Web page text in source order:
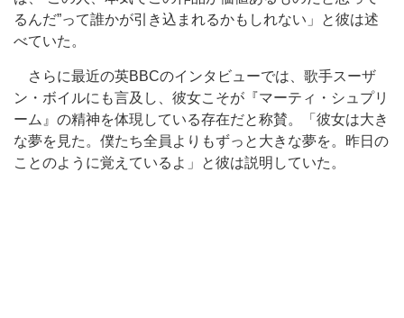
るんだ”って誰かが引き込まれるかもしれない」と彼は述
べていた。
さらに最近の英BBCのインタビューでは、歌手スーザ
ン・ボイルにも言及し、彼女こそが『マーティ・シュプリ
ーム』の精神を体現している存在だと称賛。「彼女は大き
な夢を見た。僕たち全員よりもずっと大きな夢を。昨日の
ことのように覚えているよ」と彼は説明していた。